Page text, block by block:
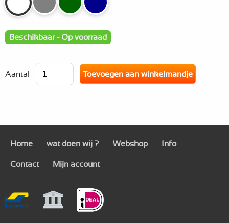
Beschikbaar - Op voorraad
Aantal
Home wat doen wij ? Webshop Info
Contact Mijn account